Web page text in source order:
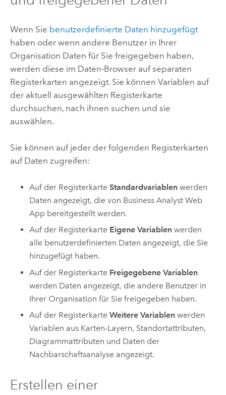
Wenn Sie benutzerdefinierte Daten hinzugefügt
haben oder wenn andere Benutzer in Ihrer
Organisation Daten für Sie freigegeben haben,
werden diese im Daten-Browser auf separaten
Registerkarten angezeigt. Sie können Variablen auf
der aktuell ausgewählten Registerkarte
durchsuchen, nach ihnen suchen und sie
auswählen.
Sie können auf jeder der folgenden Registerkarten
auf Daten zugreifen:
Auf der RegisterkarteStandardvariablen werden
Daten angezeigt, die von Business Analyst Web
App bereitgestellt werden.
Auf der Registerkarte Eigene Variablen werden
alle benutzerdefinierten Daten angezeigt, die Sie
hinzugefügt haben.
Auf der Registerkarte Freigegebene Variablen
werden Daten angezeigt, die andere Benutzer in
Ihrer Organisation für Sie freigegeben haben.
Auf der RegisterkarteWeitere Variablen werden
Variablen aus Karten-Layern, Standortattributen,
Diagrammattributen und Daten der
Nachbarschaftsanalyse angezeigt.
Erstellen einer